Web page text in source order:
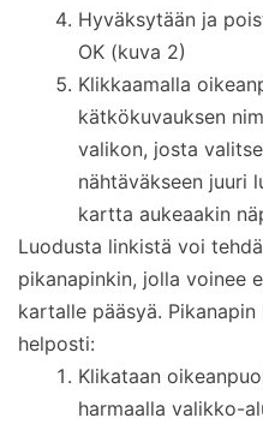
Hyväksytään ja
OK (kuva 2)
Klikkaamalla
kätkökuvauksen
valikon, josta
nähtäväkseen juuri
kartta aukeaakin
Luodusta linkistä voi
pikanapinkin, jolla voinee
kartalle pääsyä.
helposti:
Klikataan
harmaalla valikko-